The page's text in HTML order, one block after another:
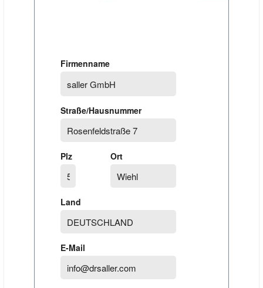
Firmenname
Straße/Hausnummer
Plz Ort
Land
E-Mail